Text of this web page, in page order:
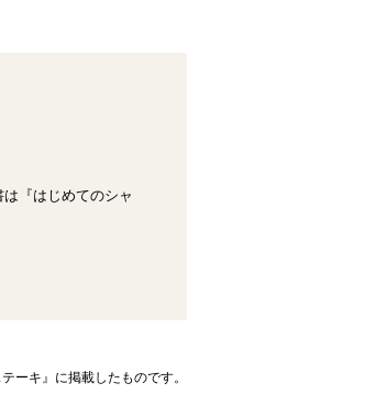
『はじめてのシャ
ーキ』に掲載したものです。